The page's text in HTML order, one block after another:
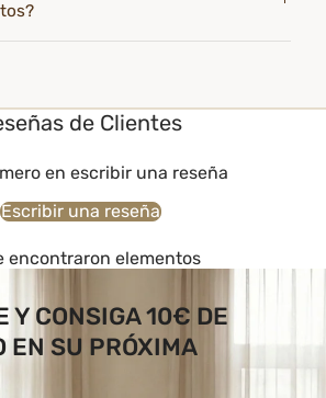
de Clientes
en escribir una reseña
Escribir una reseña
encontraron elementos
Y CONSIGA 10€ DE
EN SU PRÓXIMA